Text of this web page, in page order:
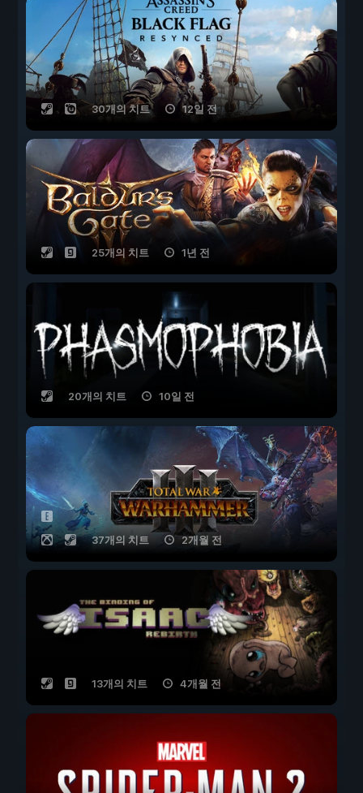
30개의 치트 12일 전
25개의 치트 1년 전
20개의 치트 10일 전
37개의 치트 2개월 전
13개의 치트 4개월 전